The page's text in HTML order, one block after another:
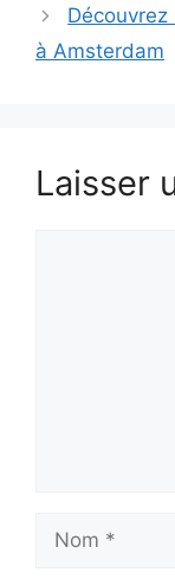
à Amsterdam
Laisser
Nom